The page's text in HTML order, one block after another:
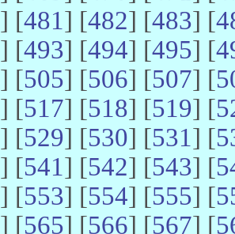
] [481] [482] [483] [
] [493] [494] [495] [
] [505] [506] [507] [
] [517] [518] [519] [
] [529] [530] [531] [
] [541] [542] [543] [
] [553] [554] [555] [
] [565] [566] [567] [